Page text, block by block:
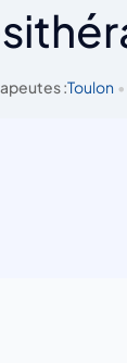
:Toulon •